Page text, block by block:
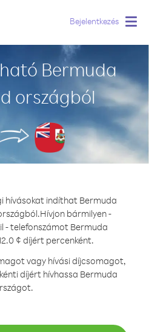
Bejelentkezés
Bermuda
országból
hívásokat indíthat Bermuda
Hívjon bármilyen -
- telefonszámot Bermuda
¢ díjért percenként.
vagy hívási díjcsomagot,
díjért hívhassa Bermuda